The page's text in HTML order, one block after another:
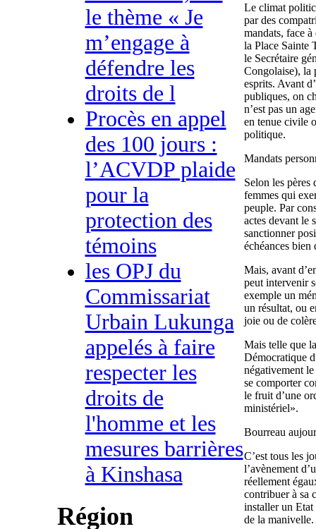
le thème « Je
m’engage à
défendre les
droits de l
Procès en appel
des 100 jours :
l’ACVDP plaide
pour la
protection des
témoins
les OPJ du
Commissariat
Urbain Lukunga
appelés à faire
respecter les
droits de
l'homme et les
mesures barrières
à Kinshasa
Région
Le climat
par des
mandats, face
la Place Sainte
le Secrétaire
Congolaise), la
esprits. Avant
publiques, on
n’est pas un
en tenue civile
politique.
Mandats
Selon les pères
femmes qui
peuple. Par
actes devant le
sanctionner
échéances bien
Mais, avant
peut intervenir
exemple un
un résultat, ou
joie ou de
Mais telle que
Démocratique
négativement
se comporter
le fruit d’une
ministériel».
Bourreau
C’est tous les
l’avènement
réellement
contribuer à sa
installer un Etat
de la manivelle.